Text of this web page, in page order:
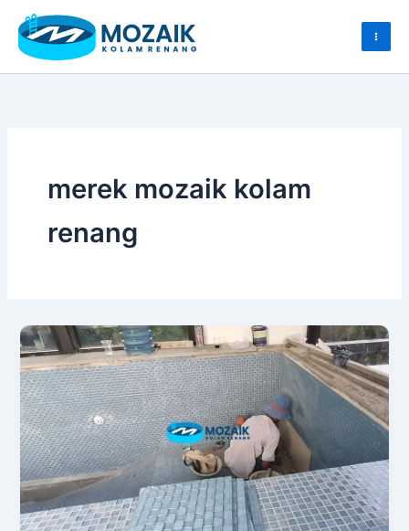
content
merek mozaik kolam
renang